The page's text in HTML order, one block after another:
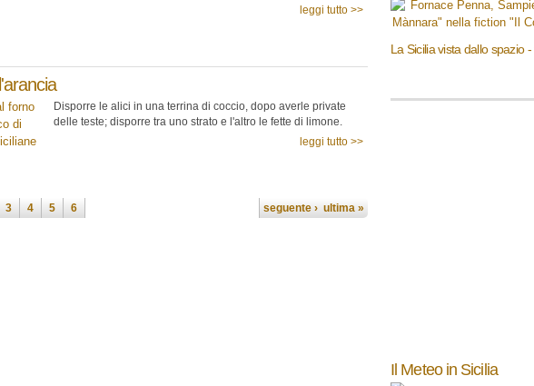
leggi tutto >>
Disporre le alici in una terrina di coccio, dopo averle private
delle teste; disporre tra uno strato e l'altro le fette di limone.
leggi tutto >>
3 4 5 6 seguente › ultima »
La Sicilia vista dallo spazio
Il Meteo in Sicilia